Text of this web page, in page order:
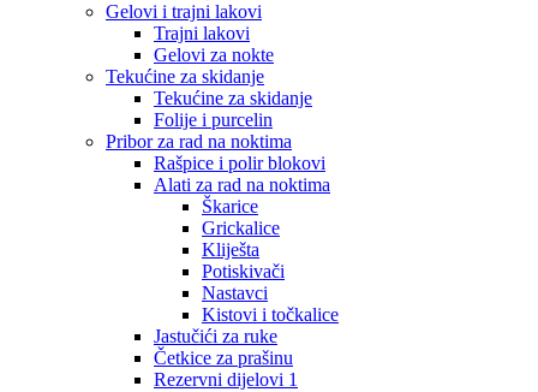
Gelovi i trajni lakovi
Trajni lakovi
Gelovi za nokte
Tekućine za skidanje
Tekućine za skidanje
Folije i purcelin
Pribor za rad na noktima
Rašpice i polir blokovi
Alati za rad na noktima
Škarice
Grickalice
Kliješta
Potiskivači
Nastavci
Kistovi i točkalice
Jastučići za ruke
Četkice za prašinu
Rezervni dijelovi 1